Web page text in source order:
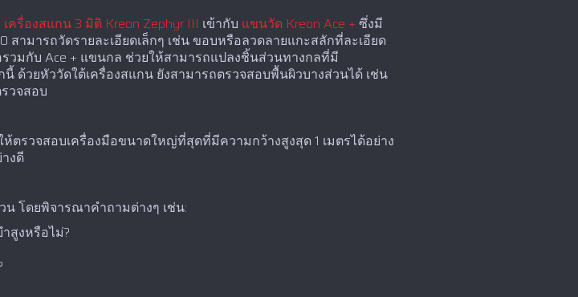
เครื่องสแกน 3 มิติ Kreon Zephyr III เข้ากับ แขนวัด Kreon Ace + ซึ่งมี
สามารถวัดรายละเอียดเล็กๆ เช่น ขอบหรือลวดลายแกะสลักที่ละเอียด
วมกับ Ace + แขนกล ช่วยให้สามารถแปลงชิ้นส่วนทางกลที่มี
ด้วยหัววัดใต้เครื่องสแกน ยังสามารถตรวจสอบพื้นผิวบางส่วนได้ เช่น
วจสอบ
ตรวจสอบเครื่องมือขนาดใหญ่ที่สุดที่มีความกว้างสูงสุด 1 เมตรได้อย่าง
งดี
โดยพิจารณาคำถามต่างๆ เช่น:
สูงหรือไม่?